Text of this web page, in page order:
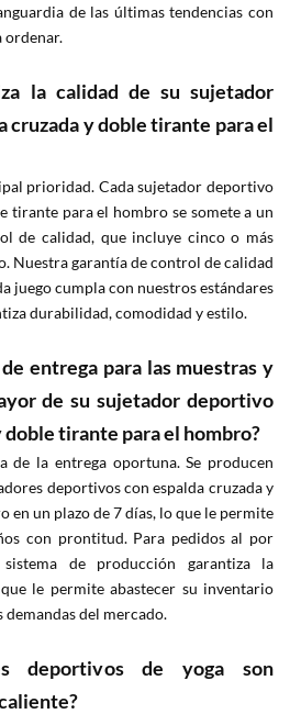
de las últimas tendencias con
ordenar.
la calidad de su sujetador
cruzada y doble tirante para el
prioridad. Cada sujetador deportivo
tirante para el hombro se somete a un
de calidad, que incluye cinco o más
Nuestra garantía de control de calidad
juego cumpla con nuestros estándares
durabilidad, comodidad y estilo.
entrega para las muestras y
de su sujetador deportivo
doble tirante para el hombro?
de la entrega oportuna. Se producen
deportivos con espalda cruzada y
en un plazo de 7 días, lo que le permite
con prontitud. Para pedidos al por
de producción garantiza la
le permite abastecer su inventario
del mercado.
deportivos de yoga son